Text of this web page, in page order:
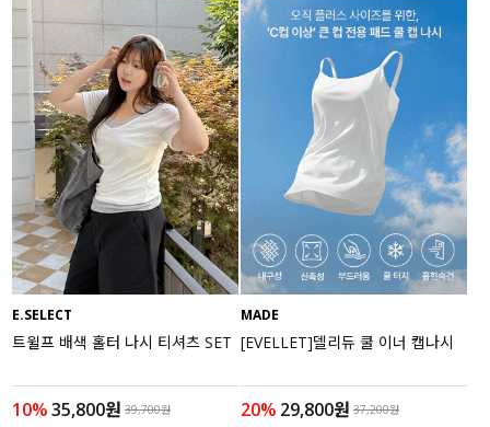
E.SELECT
트윌프 배색 홀터 나시 티셔츠 SET
10%35,800원 39,700원
MADE
[EVELLET]델리듀 쿨 이너 캡나시
20% 29,800원 37,200원